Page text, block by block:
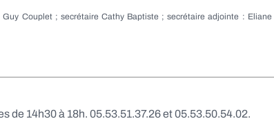
Couplet ; secrétaire Cathy Baptiste ; secrétaire adjointe :
14h30 à 18h. 05.53.51.37.26 et 05.53.50.54.02.